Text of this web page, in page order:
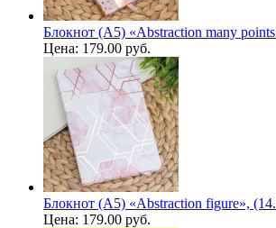
Блокнот (A5) «Abstraction many
Цена: 179.00 руб.
Блокнот (A5) «Abstraction figure»,
Цена: 179.00 руб.